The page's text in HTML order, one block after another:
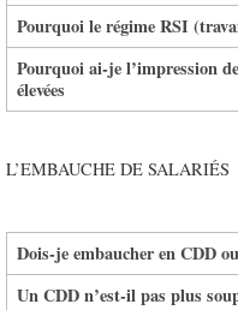
Pourquoi le régime RSI
Pourquoi ai-je l’impression
élevées
L’EMBAUCHE DE SALARIÉS
Dois-je embaucher en CDD
Un CDD n’est-il pas plus